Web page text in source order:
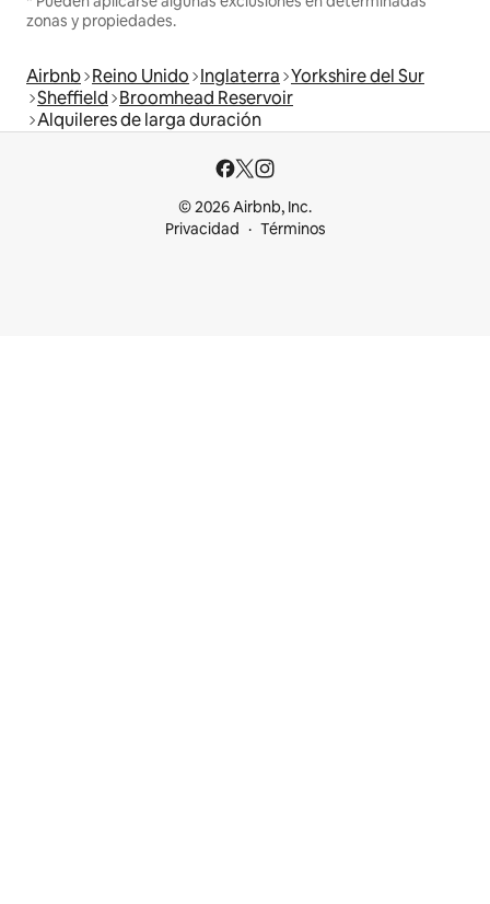
zonas y propiedades.
Airbnb Reino Unido Inglaterra Yorkshire del Sur
Sheffield Broomhead Reservoir
Alquileres de larga duración
© 2026 Airbnb, Inc.
Privacidad
Términos